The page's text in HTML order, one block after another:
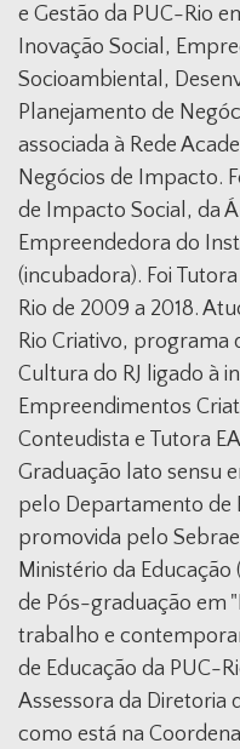
e Gestão da PUC-Rio
Inovação Social,
Socioambiental,
Planejamento de
associada à Rede
Negócios de Impacto.
de Impacto Social, da
Empreendedora do
(incubadora). Foi
Rio de 2009 a 2018.
Rio Criativo, programa
Cultura do RJ ligado à
Empreendimentos
Conteudista e Tutora
Graduação lato sensu
pelo Departamento de
promovida pelo
Ministério da
de Pós-graduação em
trabalho e
de Educação da PUC-
Assessora da Diretoria
como está na